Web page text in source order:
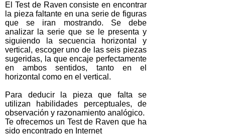
El Test de Raven consiste en encontrar
la pieza faltante en una serie de figuras
que se iran mostrando. Se debe
analizar la serie que se le presenta y
siguiendo la secuencia horizontal y
vertical, escoger uno de las seis piezas
sugeridas, la que encaje perfectamente
en ambos sentidos, tanto en el
horizontal como en el vertical.
Para deducir la pieza que falta se
utilizan habilidades perceptuales, de
observación y razonamiento analógico.
Te ofrecemos un Test de Raven que ha
sido encontrado en Internet